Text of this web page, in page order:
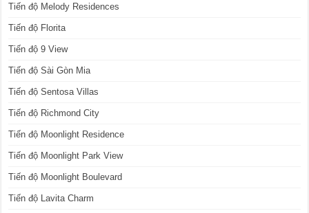
Tiến độ Melody Residences
Tiến độ Florita
Tiến độ 9 View
Tiến độ Sài Gòn Mia
Tiến độ Sentosa Villas
Tiến độ Richmond City
Tiến độ Moonlight Residence
Tiến độ Moonlight Park View
Tiến độ Moonlight Boulevard
Tiến độ Lavita Charm